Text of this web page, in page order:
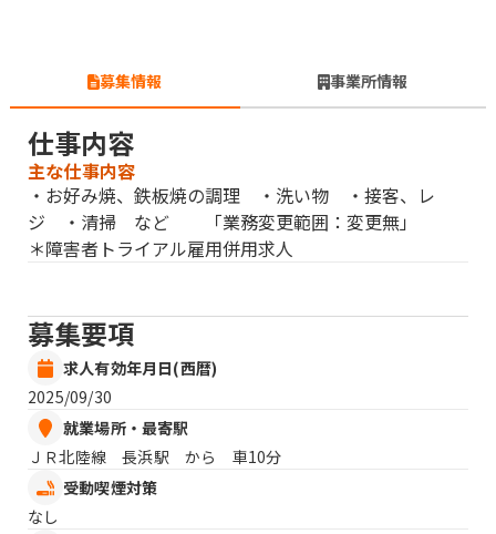
募集情報 事業所情報
仕事内容
主な仕事内容
・お好み焼、鉄板焼の調理 ・洗い物 ・接客、レ
ジ ・清掃 など 「業務変更範囲：変更無」
＊障害者トライアル雇用併用求人
募集要項
求人有効年月日(西暦)
2025/09/30
就業場所・最寄駅
ＪＲ北陸線 長浜駅 から 車10分
受動喫煙対策
なし